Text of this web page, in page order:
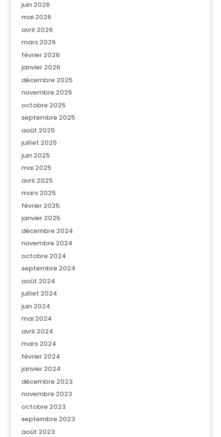
juin 2026
mai 2026
avril 2026
mars 2026
février 2026
janvier 2026
décembre 2025
novembre 2025
octobre 2025
septembre 2025
août 2025
juillet 2025
juin 2025
mai 2025
avril 2025
mars 2025
février 2025
janvier 2025
décembre 2024
novembre 2024
octobre 2024
septembre 2024
août 2024
juillet 2024
juin 2024
mai 2024
avril 2024
mars 2024
février 2024
janvier 2024
décembre 2023
novembre 2023
octobre 2023
septembre 2023
août 2023